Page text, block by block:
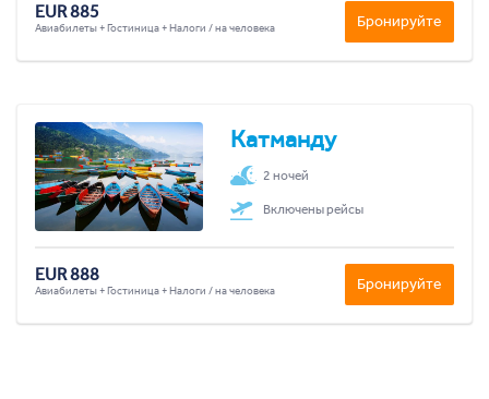
EUR 885
Авиабилеты + Гостиница + Налоги / на человека Бронируйте
Катманду
2 ночей
Включены рейсы
EUR 888
Авиабилеты + Гостиница + Налоги / на человека Бронируйте